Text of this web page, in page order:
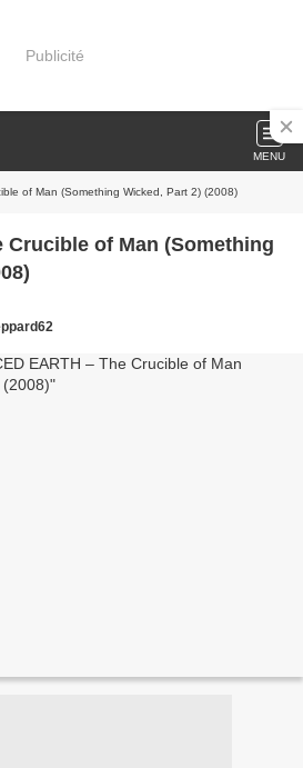
Publicité
MENU
of Man (Something Wicked, Part 2) (2008)
Crucible of Man (Something